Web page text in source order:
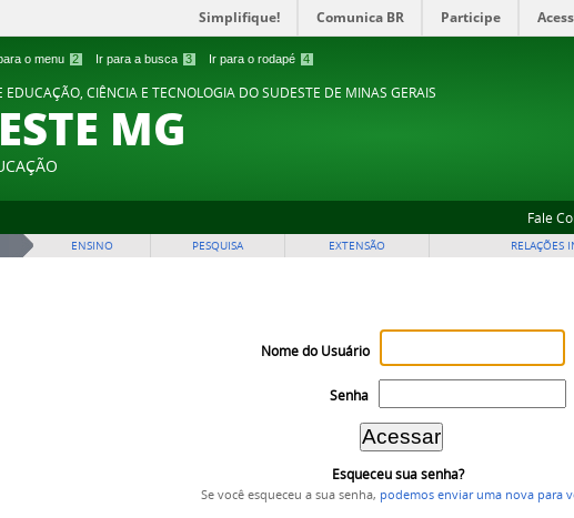
o menu 2 Ir para a busca 3 Ir para o rodapé 4
Simplifique! Comunica BR Participe
EDUCAÇÃO, CIÊNCIA E TECNOLOGIA DO SUDESTE DE MINAS GERAIS
MG
Fale
ENSINO PESQUISA EXTENSÃO RELAÇÕES
Nome do Usuário
Senha
Esqueceu sua senha?
Se você esqueceu a sua senha, podemos enviar uma nova para